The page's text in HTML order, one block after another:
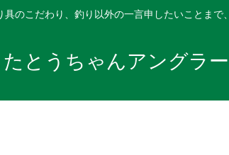
のこだわり、釣り以外の一言申したいことまで
とうちゃんアングラー